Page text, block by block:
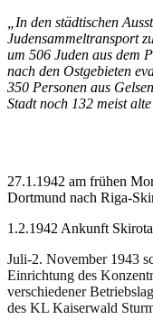
„In den städtischen
Judensammeltransport
um 506 Juden aus dem
nach den Ostgebieten
350 Personen aus
Stadt noch 132 meist
27.1.1942 am frühen
Dortmund nach Riga-
1.2.1942 Ankunft
Juli-2. November 1943
Einrichtung des
verschiedener
des KL Kaiserwald